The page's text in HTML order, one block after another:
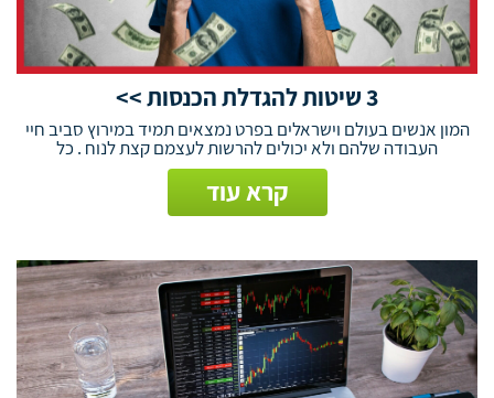
3 שיטות להגדלת הכנסות >>
המון אנשים בעולם וישראלים בפרט נמצאים תמיד במירוץ סביב חיי
העבודה שלהם ולא יכולים להרשות לעצמם קצת לנוח . כל
קרא עוד